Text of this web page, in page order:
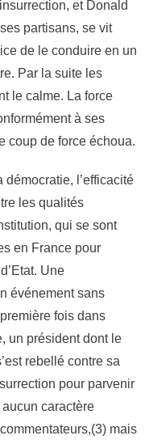
et Donald
partisans, se vit
de le conduire en un
Par la suite les
le calme. La force
à ses
coup de force échoua.
l’efficacité
les qualités
qui se sont
en France pour
Une
événement sans
fois dans
un président dont le
rebellé contre sa
pour parvenir
caractère
mais